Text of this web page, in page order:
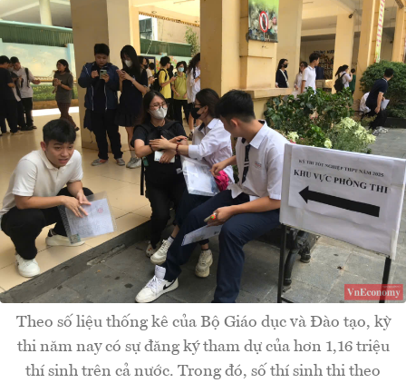
Theo số liệu thống kê của Bộ Giáo dục và Đào tạo, kỳ
thi năm nay có sự đăng ký tham dự của hơn 1,16 triệu
thí sinh trên cả nước. Trong đó, số thí sinh thi theo